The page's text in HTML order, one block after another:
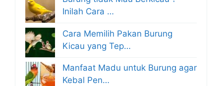
Inilah Cara …
Cara Memilih Pakan Burung
Kicau yang Tep…
Manfaat Madu untuk Burung agar
Kebal Pen…